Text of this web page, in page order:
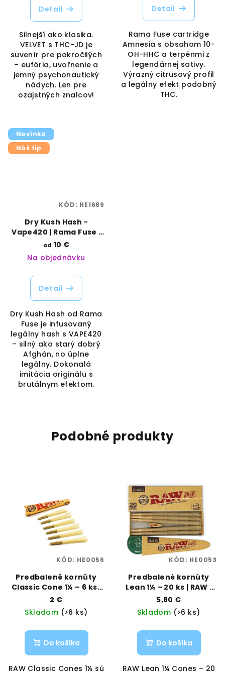
Detail
Silnejší ako klasika.
VELVET s THC-JD je
suvenír pre pokročilých
– eufória, uvoľnenie a
jemný psychonautický
nádych. Len pre
ozajstných znalcov!
Detail
Rama Fuse cartridge
Amnesia s obsahom 10-
OH-HHC a terpénmi z
legendárnej sativy.
Výrazný citrusový profil
a legálny efekt podobný
THC.
Novinka
Náš tip
Dry Kush Hash -
Vape420 | Rama Fuse |
Vaporama
od 10 €
Na objednávku
Detail
Dry Kush Hash od Rama
Fuse je infusovaný
legálny hash s VAPE420
– silný ako starý dobrý
Afghán, no úplne
legálny. Dokonalá
imitácia originálu s
brutálnym efektom.
KÓD: HE1689
Podobné produkty
Predbalené kornúty
Classic Cone 1¼ – 6 ks |
RAW | Vaporama
2 €
Skladom (>6 ks)
Do košíka
RAW Classic Cones 1¼ sú
KÓD: HE0056
Predbalené kornúty
Lean 1¼ – 20 ks | RAW |
Vaporama
5,80 €
Skladom (>6 ks)
Do košíka
RAW Lean 1¼ Cones – 20
KÓD: HE0053